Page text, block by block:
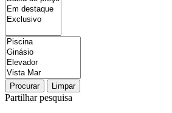
Procurar Limpar
Partilhar pesquisa